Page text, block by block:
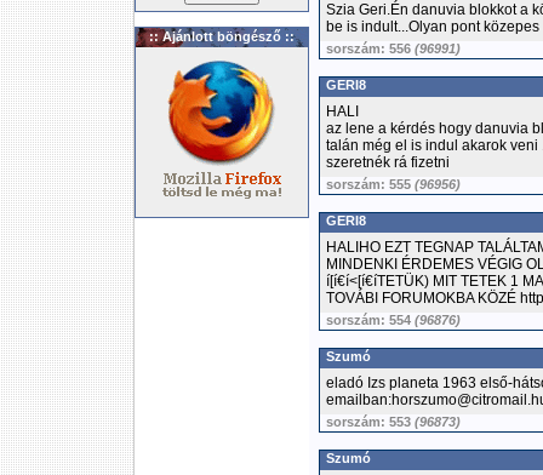
:: Ajánlott böngésző ::
Szia Geri.Én danuvia blokkot a
be is indult...Olyan pont
sorszám: 556 (96991)
GERI8
HALI
az lene a kérdés hogy danuvia
talán még el is indul akarok
szeretnék rá fizetni
sorszám: 555 (96956)
GERI8
HALIHO EZT TEGNAP
MINDENKI ÉRDEMES VÉGIG
í[í€í<[í€íTETÜK) MIT TETEK 1
TOVÁBI FORUMOKBA KÖZÉ
sorszám: 554 (96876)
Szumó
eladó Izs planeta 1963 első-
sorszám: 553 (96873)
Szumó